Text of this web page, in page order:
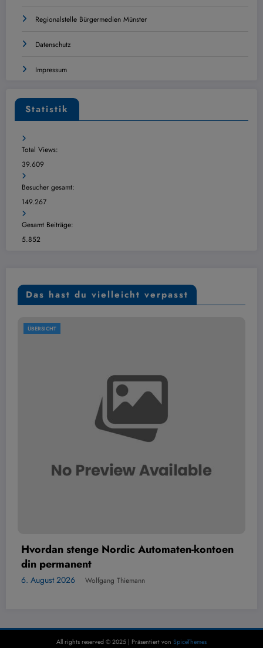
Regionalstelle Bürgermedien Münster
Datenschutz
Impressum
Statistik
Total Views:
39.609
Besucher gesamt:
149.267
Gesamt Beiträge:
5.852
Das hast du vielleicht verpasst
Automaten-kontoen Digital
All rights reserved © 2025 | Präsentiert vonSpiceThemes